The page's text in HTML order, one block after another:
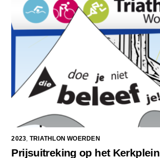
2023, TRIATHLON WOERDEN
Prijsuitreking op het Kerkplein